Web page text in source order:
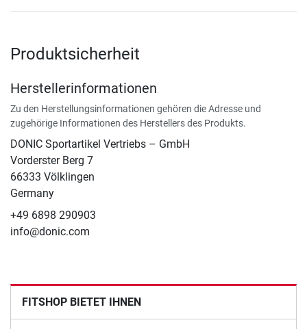
Produktsicherheit
Herstellerinformationen
Zu den Herstellungsinformationen gehören die Adresse und
zugehörige Informationen des Herstellers des Produkts.
DONIC Sportartikel Vertriebs – GmbH
Vorderster Berg 7
66333 Völklingen
Germany
+49 6898 290903
info@donic.com
FITSHOP BIETET IHNEN